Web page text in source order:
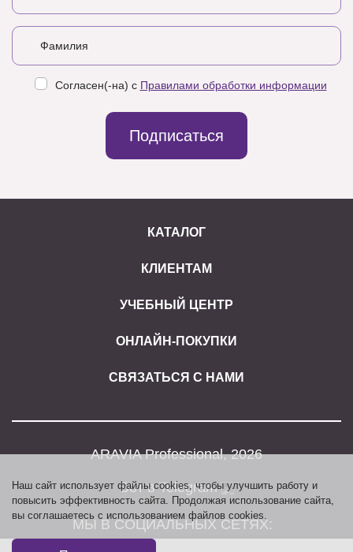
Согласен(-на) с Правилами обработки информации
Подписаться
КАТАЛОГ
КЛИЕНТАМ
УЧЕБНЫЙ ЦЕНТР
ОНЛАЙН-ПОКУПКИ
СВЯЗАТЬСЯ С НАМИ
ARAVIA Professional, 2026
Бот в Telegram
МЫ В СОЦИАЛЬНЫХ СЕТЯХ:
Наш сайт использует файлы cookies, чтобы улучшить работу и
повысить эффективность сайта. Продолжая использование сайта,
вы соглашаетесь с использованием файлов cookies.